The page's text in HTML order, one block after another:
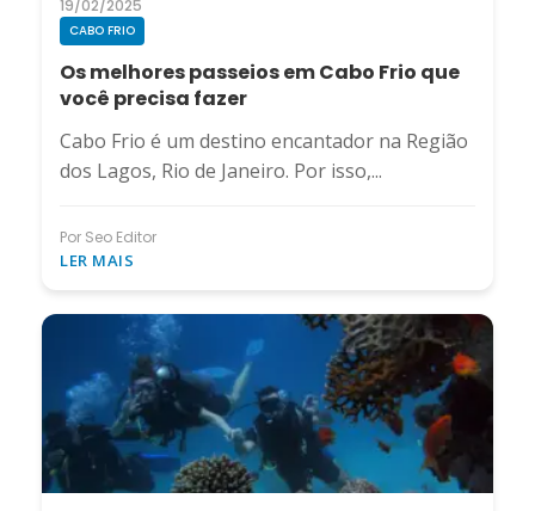
19/02/2025
CABO FRIO
Os melhores passeios em Cabo Frio que
você precisa fazer
Cabo Frio é um destino encantador na Região
dos Lagos, Rio de Janeiro. Por isso,...
Por Seo Editor
LER MAIS